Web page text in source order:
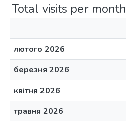
Total visits per month
лютого 2026
березня 2026
квітня 2026
травня 2026